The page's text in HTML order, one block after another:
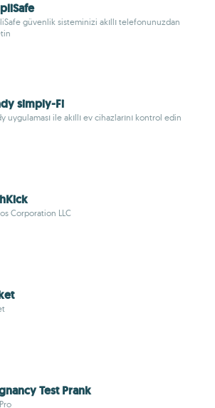
güvenlik sisteminizi akıllı telefonunuzdan
simply-Fi
uygulaması ile akıllı ev cihazlarını kontrol edin
Corporation LLC
Test Prank